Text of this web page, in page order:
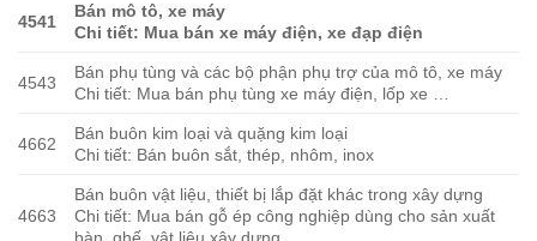
4541
Bán mô tô, xe máy
Chi tiết: Mua bán xe máy điện, xe đạp điện
4543
Bán phụ tùng và các bộ phận phụ trợ của mô tô, xe máy
Chi tiết: Mua bán phụ tùng xe máy điện, lốp xe …
4662
Bán buôn kim loại và quặng kim loại
Chi tiết: Bán buôn sắt, thép, nhôm, inox
4663
Bán buôn vật liệu, thiết bị lắp đặt khác trong xây dựng
Chi tiết: Mua bán gỗ ép công nghiệp dùng cho sản xuất